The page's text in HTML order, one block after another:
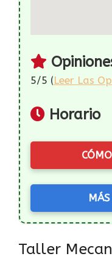
5/5 (Leer Las
Horario
Taller